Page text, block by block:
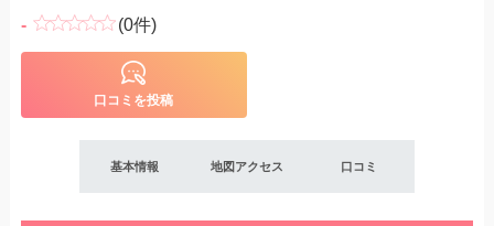
- (0件)
口コミを投稿
基本情報 地図アクセス 口コミ